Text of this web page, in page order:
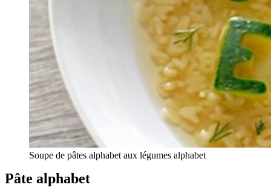
Soupe de pâtes alphabet aux légumes alphabet
Pâte alphabet